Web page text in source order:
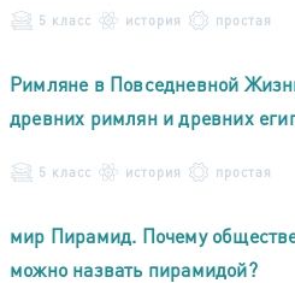
5 класс история простая
Римляне в Повседневной
древних римлян и древних
5 класс история простая
мир Пирамид. Почему
можно назвать пирамидой?